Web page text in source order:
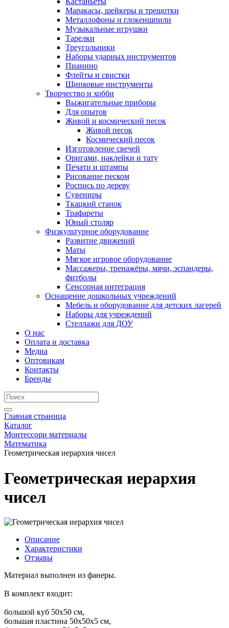
Маракасы, шейкеры и трещотки
Металлофоны и глокеншпили
Музыкальные игрушки
Тарелки
Треугольники
Наборы ударных инструментов
Пианино
Флейты и свистки
Щипковые инструменты
Творчество и хобби
Выжигательные приборы
Для опытов
Живой и космический песок
Живой песок
Космический песок
Изготовление свечей
Оригами, наклейки и тату
Печати и штампы
Рисование песком
Роспись по дереву
Сувениры
Ткацкий станок
Трафареты
Юный столяр
Физкультурное оборудование
Развитие движений
Маты
Мягкое игровое оборудование
Массажеры, тренажёры, мячи, эспандеры,
фитболы
Сенсорная интеграция
Оснащение дошкольных учреждений
Мебель и оборудование для детских лагерей
Наборы для учреждений
Стеллажи для ДОУ
О нас
Оплата и доставка
Медиа
Оптовикам
Контакты
Бренды
Главная страница
Каталог
Монтессори материалы
Математика
Геометрическая иерархия чисел
Геометрическая иерархия
чисел
Описание
Характеристики
Отзывы
Материал выполнен из фанеры.
В комплект входит:
большой куб 50х50 см,
большая пластина 50х50х5 см,